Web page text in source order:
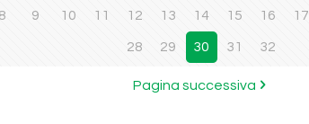
8 9 10 11 12 13 14 15 16 17
28 29 30 31 32
Pagina successiva